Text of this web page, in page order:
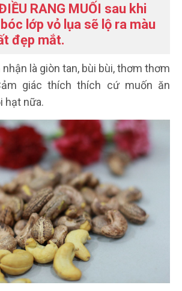
RANG MUỐI sau khi
lớp vỏ lụa sẽ lộ ra màu
đẹp mắt.
là giòn tan, bùi bùi, thơm thơm
giác thích thích cứ muốn ăn
hạt nữa.